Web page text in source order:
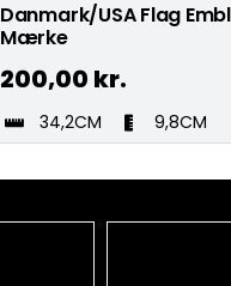
Danmark/USA Flag
Mærke
200,00 kr.
34,2CM 9,8CM